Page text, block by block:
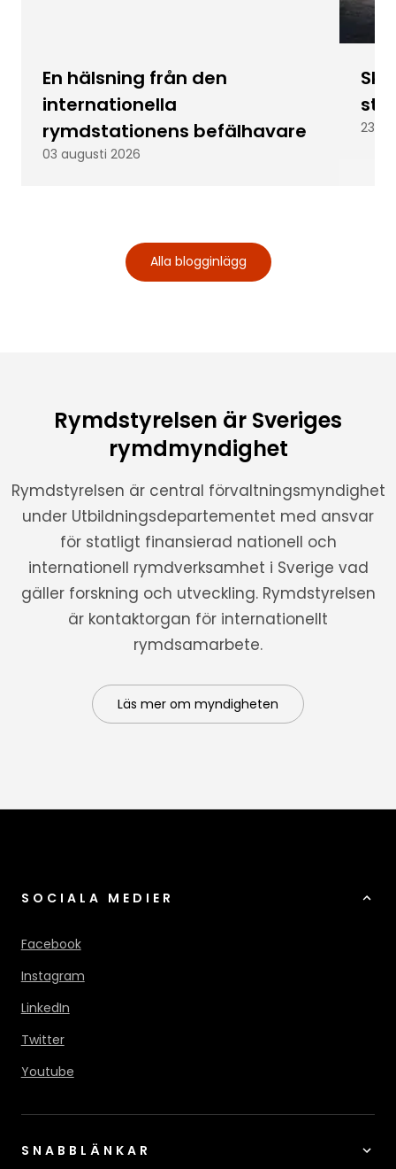
En hälsning från den
internationella
rymdstationens befälhavare
03 augusti 2026
23
Alla blogginlägg
Rymdstyrelsen är Sveriges
rymdmyndighet
Rymdstyrelsen är central förvaltningsmyndighet
under Utbildningsdepartementet med ansvar
för statligt finansierad nationell och
internationell rymdverksamhet i Sverige vad
gäller forskning och utveckling. Rymdstyrelsen
är kontaktorgan för internationellt
rymdsamarbete.
Läs mer om myndigheten
SOCIALA MEDIER
Facebook
Instagram
LinkedIn
Twitter
Youtube
SNABBLÄNKAR